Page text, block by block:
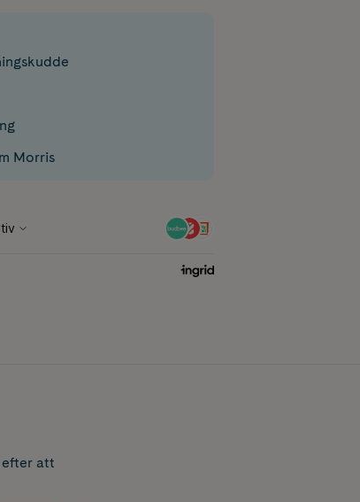
Morris
efter att